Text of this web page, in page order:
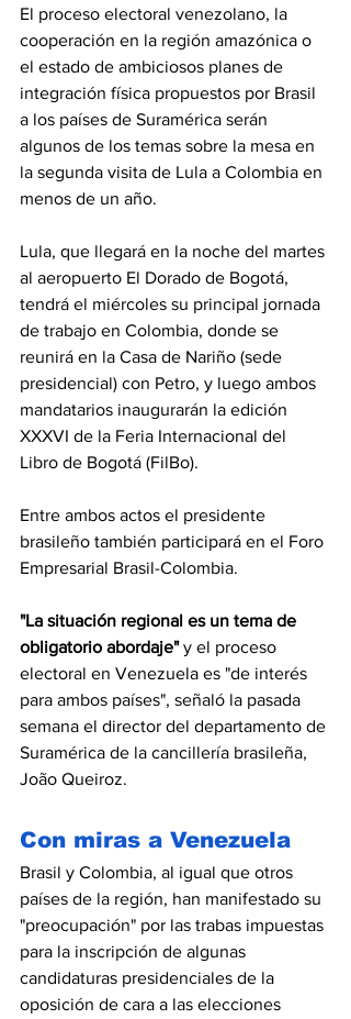
El proceso electoral venezolano, la
cooperación en la región amazónica o
el estado de ambiciosos planes de
integración física propuestos por Brasil
a los países de Suramérica serán
algunos de los temas sobre la mesa en
la segunda visita de Lula a Colombia en
menos de un año.
Lula, que llegará en la noche del martes
al aeropuerto El Dorado de Bogotá,
tendrá el miércoles su principal jornada
de trabajo en Colombia, donde se
reunirá en la Casa de Nariño (sede
presidencial) con Petro, y luego ambos
mandatarios inaugurarán la edición
XXXVI de la Feria Internacional del
Libro de Bogotá (FilBo).
Entre ambos actos el presidente
brasileño también participará en el Foro
Empresarial Brasil-Colombia.
"La situación regional es un tema de
obligatorio abordaje" y el proceso
electoral en Venezuela es "de interés
para ambos países", señaló la pasada
semana el director del departamento de
Suramérica de la cancillería brasileña,
João Queiroz.
Con miras a Venezuela
Brasil y Colombia, al igual que otros
países de la región, han manifestado su
"preocupación" por las trabas impuestas
para la inscripción de algunas
candidaturas presidenciales de la
oposición de cara a las elecciones